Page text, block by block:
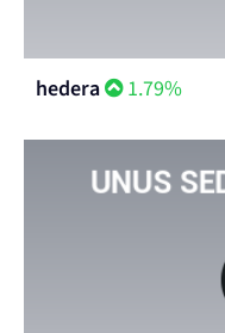
hedera 1.79%